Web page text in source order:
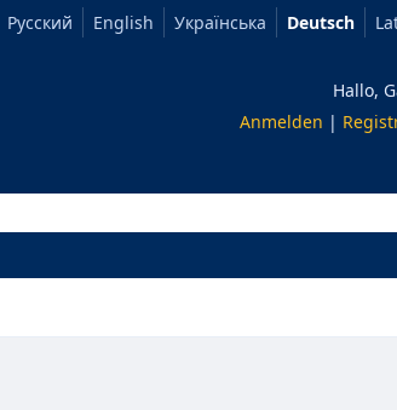
Русский English Українська Deutsch
Hallo,
Anmelden |